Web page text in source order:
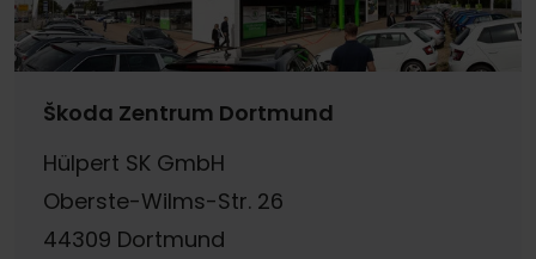
Škoda Zentrum Dortmund
Hülpert SK GmbH
Oberste-Wilms-Str. 26
44309 Dortmund